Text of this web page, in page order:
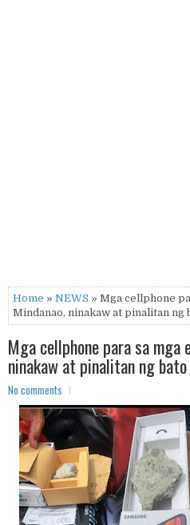
Home » NEWS » Mga cellphone
Mindanao, ninakaw at pinalitan ng
Mga cellphone para sa mga
ninakaw at pinalitan ng bato
No comments